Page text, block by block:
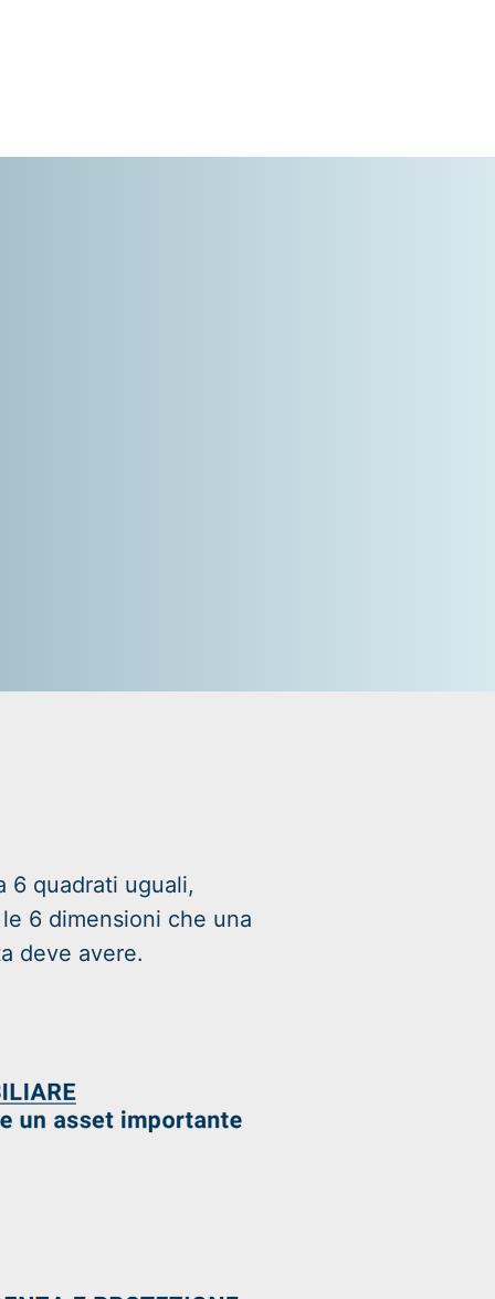
6 quadrati uguali,
6 dimensioni che una
deve avere.